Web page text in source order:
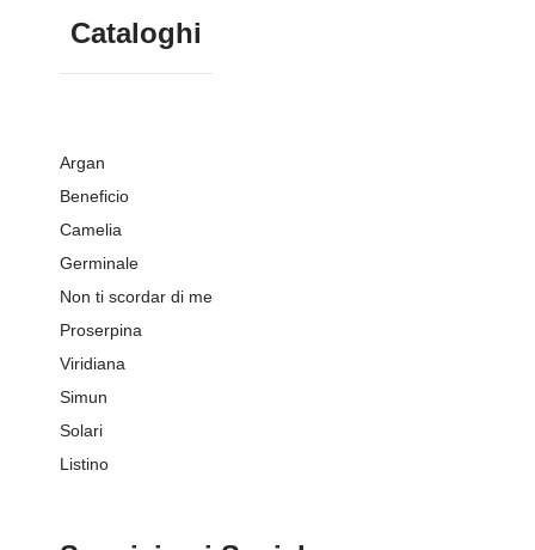
Cataloghi
Argan
Beneficio
Camelia
Germinale
Non ti scordar di me
Proserpina
Viridiana
Simun
Solari
Listino